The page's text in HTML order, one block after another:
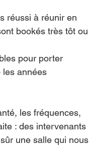
réussi à réunir en
bookés très tôt ou
pour porter
les années
les fréquences,
: des intervenants
une salle qui nous